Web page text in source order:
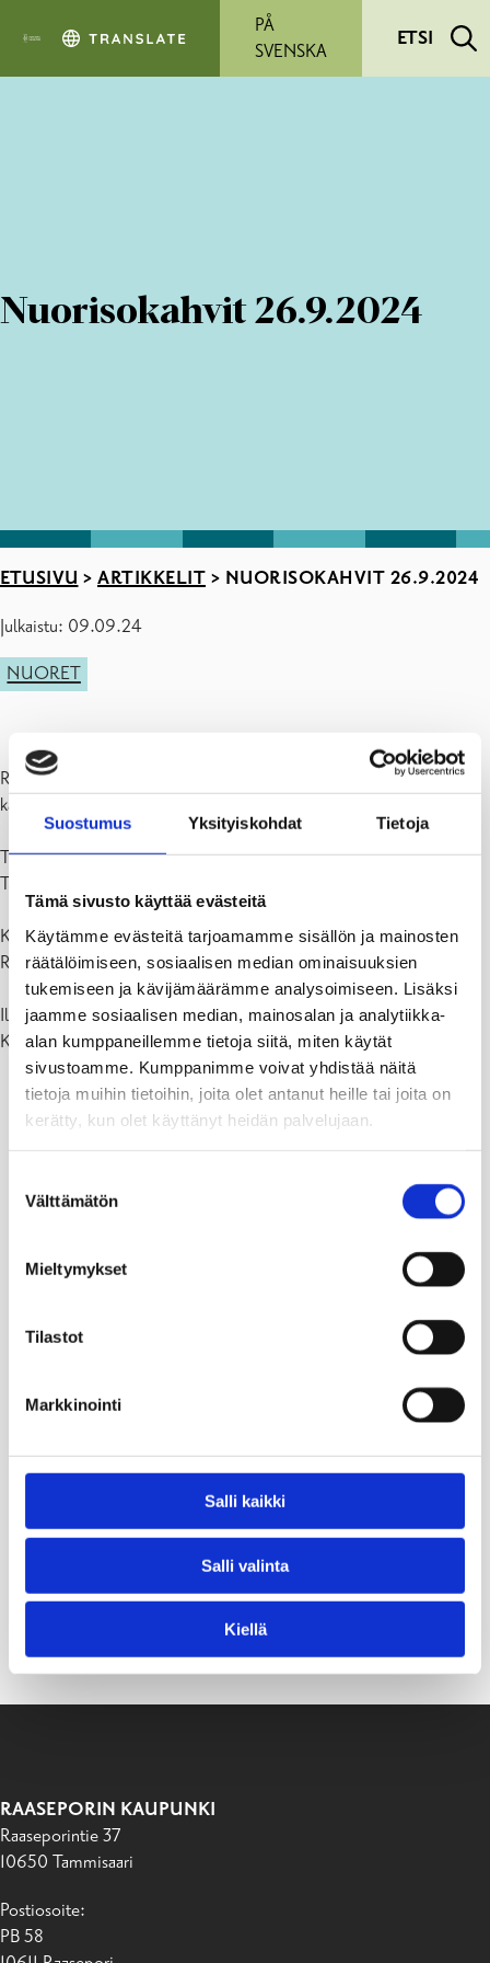
Suostumus Yksityiskohdat Tietoja
Tämä sivusto käyttää evästeitä
Käytämme evästeitä tarjoamamme sisällön ja mainosten
räätälöimiseen, sosiaalisen median ominaisuuksien
tukemiseen ja kävijämäärämme analysoimiseen. Lisäksi
jaamme sosiaalisen median, mainosalan ja analytiikka-
alan kumppaneillemme tietoja siitä, miten käytät
sivustoamme. Kumppanimme voivat yhdistää näitä
tietoja muihin tietoihin, joita olet antanut heille tai joita on
kerätty, kun olet käyttänyt heidän palvelujaan.
valinta
Välttämätön
Mieltymykset
Tilastot
Markkinointi
Salli kaikki
Salli valinta
Kiellä
PÅ
SVENSKA
ETSI
Nuorisokahvit 26.9.2024
ETUSIVU > ARTIKKELIT > NUORISOKAHVIT 26.9.2024
Julkaistu: 09.09.24
NUORET
Raaseporin kaupungin nuorisopalvelut järjestävät nuorisokahvit
kaikille Raaseporissa nuorten parissa työskenteleville.
Torstaina 26.9 klo 13.30-15.30
Tammisaaren Uncan (Ystadinkatu 14)
Keskustelemme ajankohtaisista asioista ja kerromme mitä
Raaseporissa tapahtuu.
Ilmoittautuminen: fredrika.akero(at)raasepori.fi
Kutsua saa mielellään jakaa.
RAASEPORIN KAUPUNKI
Raaseporintie 37
10650 Tammisaari
Postiosoite:
PB 58